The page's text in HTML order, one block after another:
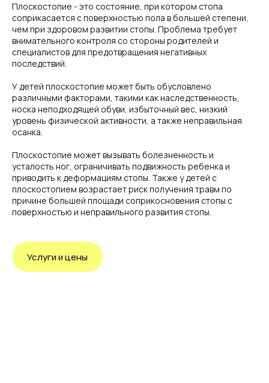
Плоскостопие - это состояние, при котором стопа
соприкасается с поверхностью пола в большей степени,
чем при здоровом развитии стопы. Проблема требует
внимательного контроля со стороны родителей и
специалистов для предотвращения негативных
последствий.
У детей плоскостопие может быть обусловлено
различными факторами, такими как наследственность,
носка неподходящей обуви, избыточный вес, низкий
уровень физической активности, а также неправильная
осанка.
Плоскостопие может вызывать болезненность и
усталость ног, ограничивать подвижность ребенка и
приводить к деформациям стопы. Также у детей с
плоскостопием возрастает риск получения травм по
причине большей площади соприкосновения стопы с
поверхностью и неправильного развития стопы.
Услуги и цены